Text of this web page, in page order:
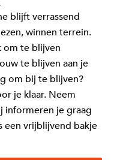
blijft verrassend
winnen terrein.
om te blijven
te blijven aan je
om bij te blijven?
je klaar. Neem
informeren je graag
vrijblijvend bakje